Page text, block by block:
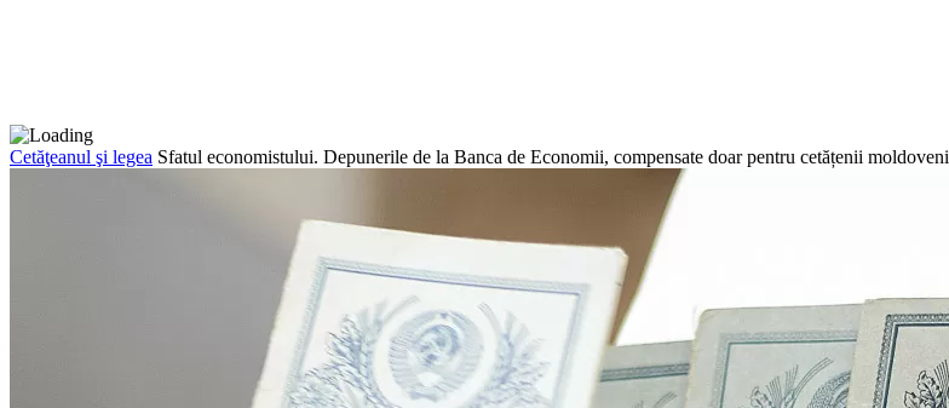
Cetăţeanul şi legea Sfatul economistului. Depunerile de la Banca de Economii, compensate doar pentru cetățenii moldoveni